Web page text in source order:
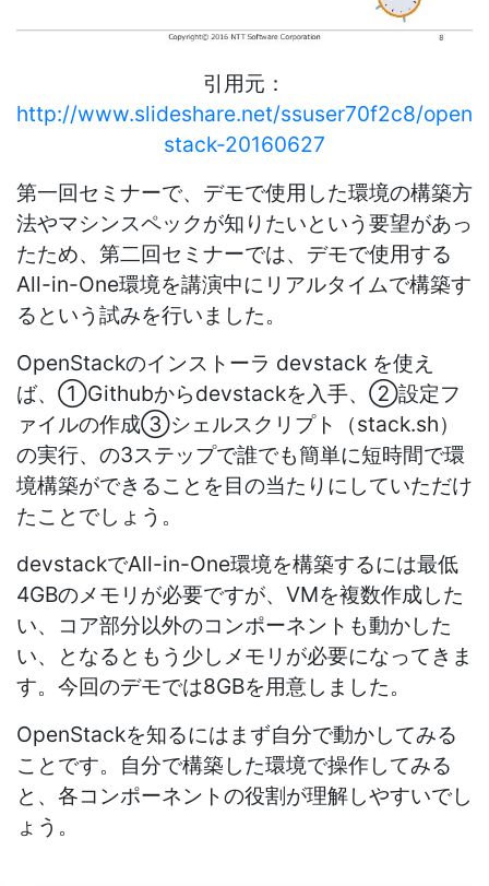
引用元：
http://www.slideshare.net/ssuser70f2c8/open
stack-20160627
第一回セミナーで、デモで使用した環境の構築方
法やマシンスペックが知りたいという要望があっ
たため、第二回セミナーでは、デモで使用する
All-in-One環境を講演中にリアルタイムで構築す
るという試みを行いました。
OpenStackのインストーラ devstack を使え
ば、①Githubからdevstackを入手、②設定フ
ァイルの作成③シェルスクリプト（stack.sh）
の実行、の3ステップで誰でも簡単に短時間で環
境構築ができることを目の当たりにしていただけ
たことでしょう。
devstackでAll-in-One環境を構築するには最低
4GBのメモリが必要ですが、VMを複数作成した
い、コア部分以外のコンポーネントも動かした
い、となるともう少しメモリが必要になってきま
す。今回のデモでは8GBを用意しました。
OpenStackを知るにはまず自分で動かしてみる
ことです。自分で構築した環境で操作してみる
と、各コンポーネントの役割が理解しやすいでし
ょう。